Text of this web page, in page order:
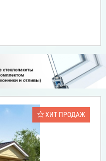
ХИТ ПРОДАЖ